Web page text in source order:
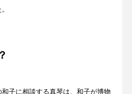
子に相談する真琴は、和子が博物